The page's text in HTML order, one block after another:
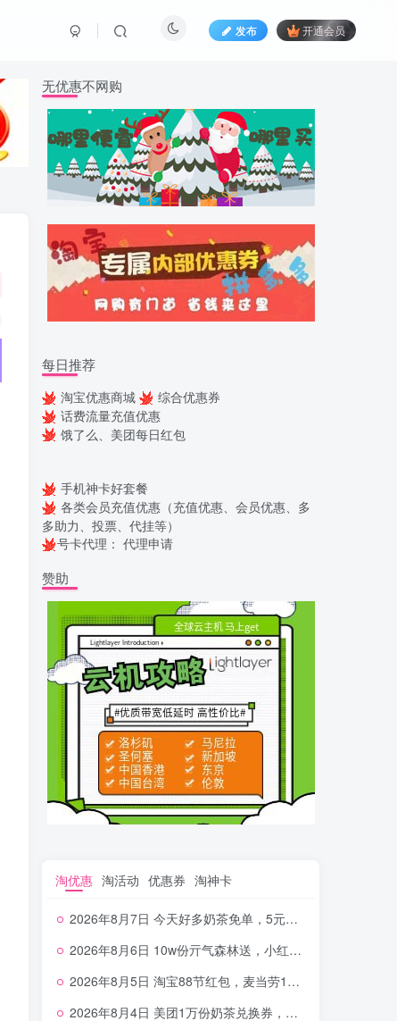
发布 开通会员
无优惠不网购
每日推荐
淘宝优惠商城
综合优惠券
话费流量充值优惠
饿了么、美团每日红包
手机神卡好套餐
各类会员充值优惠（充值优惠、会员优惠、多
多助力、投票、代挂等）
号卡代理： 代理申请
赞助
淘优惠 淘活动 优惠券 淘神卡
2026年8月7日 今天好多奶茶免单，5元农行省钱卡，京东抢0.01沪上，邮储5.88元等
2026年8月6日 10w份亓气森林送，小红书12元无门槛，中行电费30-10，0元柠檬水+0撸汉堡等
2026年8月5日 淘宝88节红包，麦当劳150万份柠檬水，三万份瑞幸免单，霸王9万份0.01券等
2026年8月4日 美团1万份奶茶兑换券，农行5E卡，中行支付超给利，美团领18个冰激凌，小米每天领2-6元等等